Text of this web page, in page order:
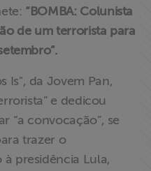
“BOMBA: Colunista
de um terrorista para
Is", da Jovem Pan,
e dedicou
“a convocação”, se
trazer o
presidência Lula,